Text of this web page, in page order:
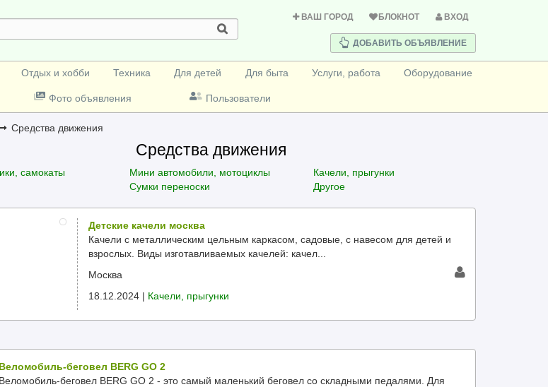
ВАШ ГОРОД БЛОКНОТ ВХОД
ДОБАВИТЬ ОБЪЯВЛЕНИЕ
Отдых и хобби Техника Для детей Для быта Услуги, работа Оборудование
Фото объявления Пользователи
Средства движения
Средства движения
самокаты Мини автомобили, мотоциклы
Качели, прыгунки
Сумки переноски Другое
Детские качели москва
Качели с металлическим цельным каркасом, садовые, с навесом для детей и
взрослых. Виды изготавливаемых качелей: качел...
Москва
18.12.2024 | Качели, прыгунки
Веломобиль-беговел BERG GO 2
Веломобиль-беговел BERG GO 2 - это самый маленький беговел со складными педалями. Для